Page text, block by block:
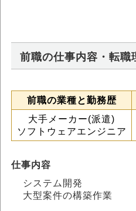
前職の仕事内容・転職
前職の業種と勤務歴
大手メーカー(派遣)
ソフトウェアエンジニア
仕事内容
システム開発
大型案件の構築作業